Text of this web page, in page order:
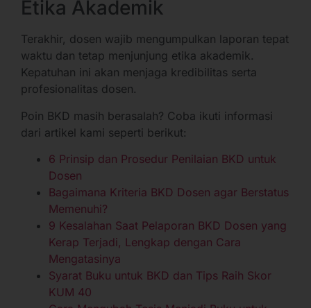
Etika Akademik
Terakhir, dosen wajib mengumpulkan laporan tepat
waktu dan tetap menjunjung etika akademik.
Kepatuhan ini akan menjaga kredibilitas serta
profesionalitas dosen.
Poin BKD masih berasalah? Coba ikuti informasi
dari artikel kami seperti berikut:
6 Prinsip dan Prosedur Penilaian BKD untuk
Dosen
Bagaimana Kriteria BKD Dosen agar Berstatus
Memenuhi?
9 Kesalahan Saat Pelaporan BKD Dosen yang
Kerap Terjadi, Lengkap dengan Cara
Mengatasinya
Syarat Buku untuk BKD dan Tips Raih Skor
KUM 40